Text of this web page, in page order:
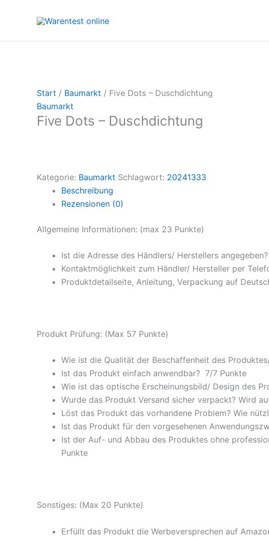
Start / Baumarkt / Five Dots – Duschdichtung
Baumarkt
Five Dots – Duschdichtung
Kategorie: Baumarkt Schlagwort: 20241333
Beschreibung
Rezensionen (0)
Allgemeine Informationen: (max 23 Punkte)
Ist die Adresse des Händlers/ Herstellers
Kontaktmöglichkeit zum Händler/ Hersteller per
Produktdetailseite, Anleitung, Verpackung auf
Produkt Prüfung: (Max 57 Punkte)
Wie ist die Qualität der Beschaffenheit des
Ist das Produkt einfach anwendbar? 7/7 Punkte
Wie ist das optische Erscheinungsbild/ Design des
Wurde das Produkt Versand sicher verpackt? Wird
Löst das Produkt das vorhandene Problem? Wie
Ist das Produkt für den vorgesehenen
Ist der Auf- und Abbau des Produktes ohne
Punkte
Sonstiges: (Max 20 Punkte)
Erfüllt das Produkt die Werbeversprechen auf